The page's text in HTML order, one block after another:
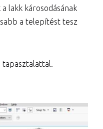
lakk károsodásának
a telepítést tesz
tapasztalattal.